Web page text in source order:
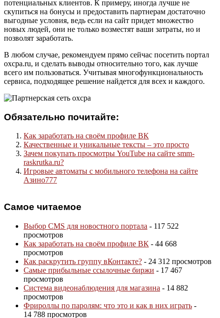
потенциальных клиентов. К примеру, иногда лучше не
скупиться на бонусы и предоставить партнерам достаточно
выгодные условия, ведь если на сайт придет множество
новых людей, они не только возместят ваши затраты, но и
позволят заработать.
В любом случае, рекомендуем прямо сейчас посетить портал
oxcpa.ru, и сделать выводы относительно того, как лучше
всего им пользоваться. Учитывая многофункциональность
сервиса, подходящее решение найдется для всех и каждого.
Обязательно почитайте:
Как заработать на своём профиле ВК
Качественные и уникальные тексты – это просто
Зачем покупать просмотры YouTube на сайте smm-
raskrutka.ru?
Игровые автоматы с мобильного телефона на сайте
Азино777
Самое читаемое
Выбор CMS для новостного портала - 117 522
просмотров
Как заработать на своём профиле ВК - 44 668
просмотров
Как раскрутить группу вКонтакте? - 24 312 просмотров
Самые прибыльные ссылочные биржи - 17 467
просмотров
Система видеонаблюдения для магазина - 14 882
просмотров
Фрироллы по паролям: что это и как в них играть -
14 788 просмотров